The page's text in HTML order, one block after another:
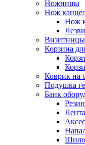
Ножницы
Нож
Нож
Корзина
Коврик на
Подушка
Банк
Шило